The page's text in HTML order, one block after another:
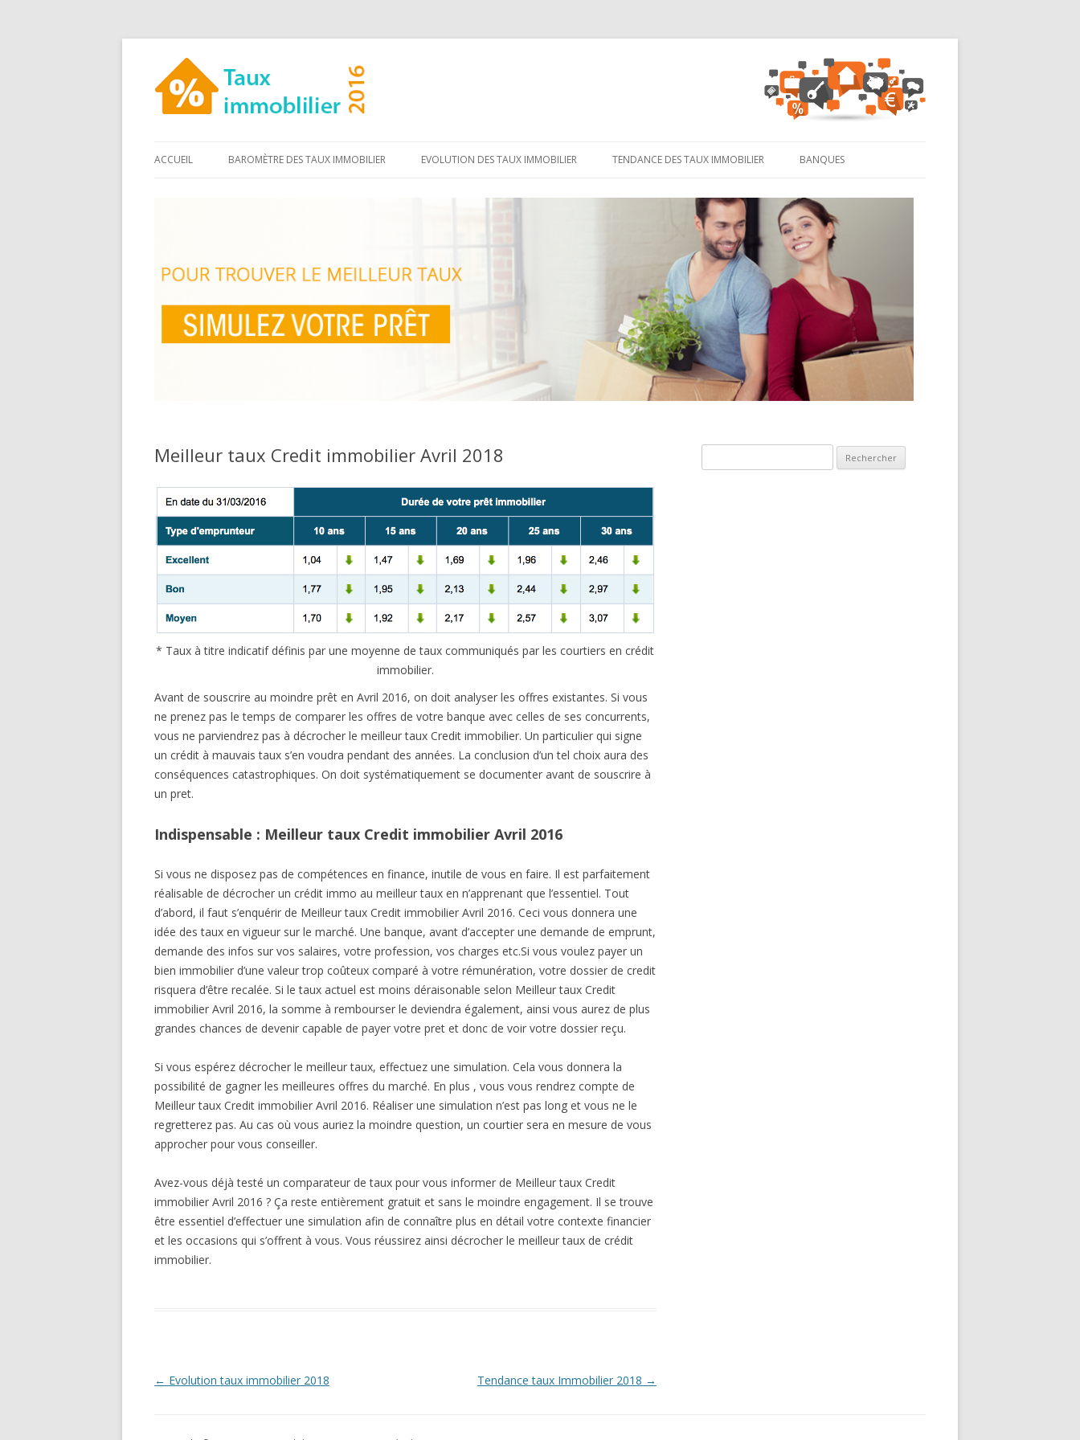
au
ACCUEIL BAROMÈTRE DES TAUX IMMOBILIER EVOLUTION DES TAUX IMMOBILIER TENDANCE DES TAUX IMMOBILIER BANQUES
Meilleur taux Credit immobilier Avril 2018
* Taux à titre indicatif définis par une moyenne de taux communiqués par les courtiers en crédit
immobilier.
Avant de souscrire au moindre prêt en Avril 2016, on doit analyser les offres existantes. Si vous
ne prenez pas le temps de comparer les offres de votre banque avec celles de ses concurrents,
vous ne parviendrez pas à décrocher le meilleur taux Credit immobilier. Un particulier qui signe
un crédit à mauvais taux s’en voudra pendant des années. La conclusion d’un tel choix aura des
conséquences catastrophiques. On doit systématiquement se documenter avant de souscrire à
un pret.
Indispensable : Meilleur taux Credit immobilier Avril 2016
Si vous ne disposez pas de compétences en finance, inutile de vous en faire. Il est parfaitement
réalisable de décrocher un crédit immo au meilleur taux en n’apprenant que l’essentiel. Tout
d’abord, il faut s’enquérir de Meilleur taux Credit immobilier Avril 2016. Ceci vous donnera une
idée des taux en vigueur sur le marché. Une banque, avant d’accepter une demande de emprunt,
demande des infos sur vos salaires, votre profession, vos charges etc.Si vous voulez payer un
bien immobilier d’une valeur trop coûteux comparé à votre rémunération, votre dossier de credit
risquera d’être recalée. Si le taux actuel est moins déraisonable selon Meilleur taux Credit
immobilier Avril 2016, la somme à rembourser le deviendra également, ainsi vous aurez de plus
grandes chances de devenir capable de payer votre pret et donc de voir votre dossier reçu.
Si vous espérez décrocher le meilleur taux, effectuez une simulation. Cela vous donnera la
possibilité de gagner les meilleures offres du marché. En plus , vous vous rendrez compte de
Meilleur taux Credit immobilier Avril 2016. Réaliser une simulation n’est pas long et vous ne le
regretterez pas. Au cas où vous auriez la moindre question, un courtier sera en mesure de vous
approcher pour vous conseiller.
Avez-vous déjà testé un comparateur de taux pour vous informer de Meilleur taux Credit
immobilier Avril 2016 ? Ça reste entièrement gratuit et sans le moindre engagement. Il se trouve
être essentiel d’effectuer une simulation afin de connaître plus en détail votre contexte financier
et les occasions qui s’offrent à vous. Vous réussirez ainsi décrocher le meilleur taux de crédit
immobilier.
Navigation
← Evolution taux immobilier 2018 Tendance taux Immobilier 2018 →